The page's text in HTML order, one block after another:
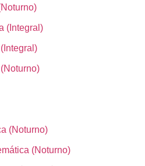
(Integral)
(Noturno)
(Noturno)